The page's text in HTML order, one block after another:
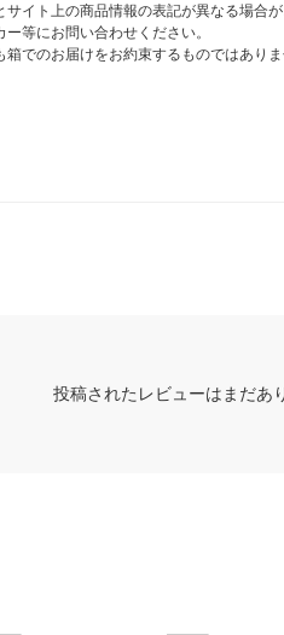
イト上の商品情報の表記が異なる場
等にお問い合わせください。
でのお届けをお約束するものではあり
投稿されたレビューはまだあ